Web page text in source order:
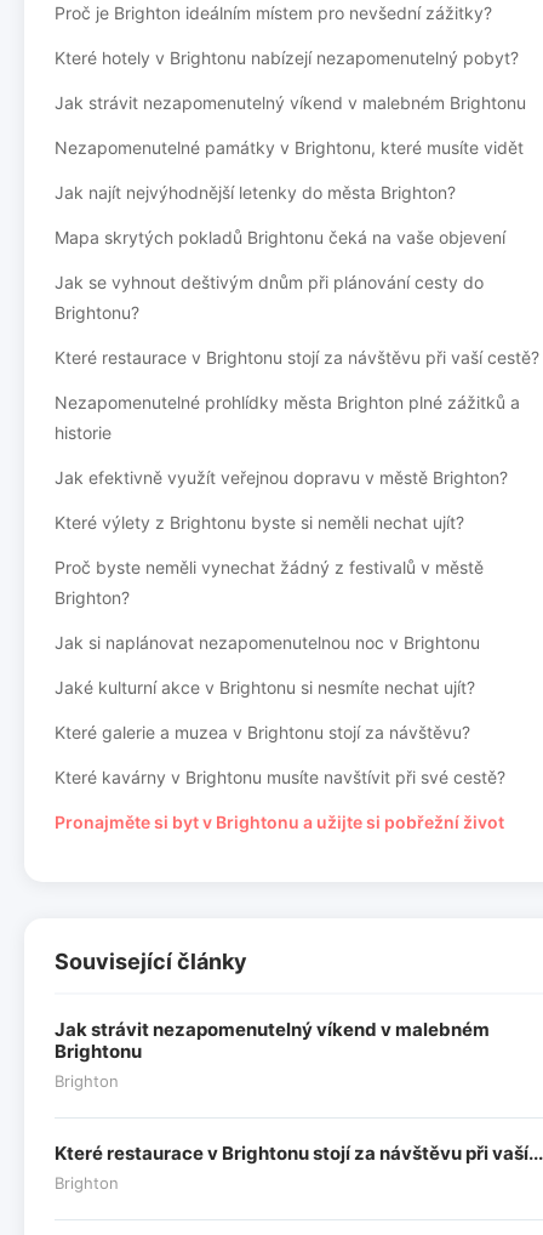
Proč je Brighton ideálním místem pro nevšední zážitky?
Které hotely v Brightonu nabízejí nezapomenutelný pobyt?
Jak strávit nezapomenutelný víkend v malebném Brightonu
Nezapomenutelné památky v Brightonu, které musíte vidět
Jak najít nejvýhodnější letenky do města Brighton?
Mapa skrytých pokladů Brightonu čeká na vaše objevení
Jak se vyhnout deštivým dnům při plánování cesty do
Brightonu?
Které restaurace v Brightonu stojí za návštěvu při vaší cestě?
Nezapomenutelné prohlídky města Brighton plné zážitků a
historie
Jak efektivně využít veřejnou dopravu v městě Brighton?
Které výlety z Brightonu byste si neměli nechat ujít?
Proč byste neměli vynechat žádný z festivalů v městě
Brighton?
Jak si naplánovat nezapomenutelnou noc v Brightonu
Jaké kulturní akce v Brightonu si nesmíte nechat ujít?
Které galerie a muzea v Brightonu stojí za návštěvu?
Které kavárny v Brightonu musíte navštívit při své cestě?
Pronajměte si byt v Brightonu a užijte si pobřežní život
Související články
Jak strávit nezapomenutelný víkend v malebném
Brightonu
Brighton
Které restaurace v Brightonu stojí za návštěvu při vaší...
Brighton